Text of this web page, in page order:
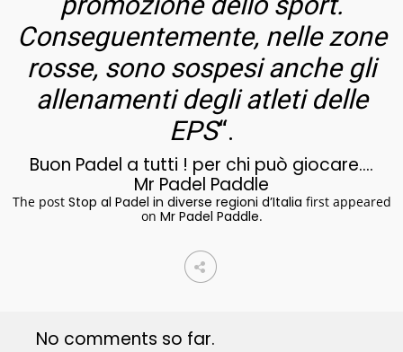
Conseguentemente, nelle zone
rosse, sono sospesi anche gli
allenamenti degli atleti delle
EPS“.
Buon Padel a tutti ! per chi può giocare….
Mr Padel Paddle
The post Stop al Padel in diverse regioni d’Italia first appeared
on Mr Padel Paddle.
No comments so far.